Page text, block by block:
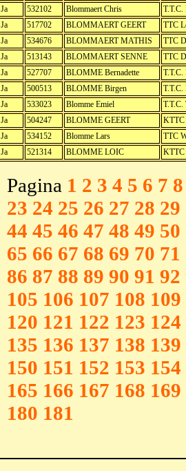
Ja
532102 Blommaert Chris
Ja
517702 BLOMMAERT GEERT
TTC
Ja
534676 BLOMMAERT MATHIS
TTC
Ja
513143 BLOMMAERT SENNE
TTC
Ja
527707 BLOMME Bernadette
T.T.C.
Ja
500513 BLOMME Birgen
T.T.C.
Ja
533023 Blomme Emiel
T.T.C.
Ja
504247 BLOMME GEERT
KTTC
Ja
534152 Blomme Lars
TTC
Ja
521314 BLOMME LOIC KTTC
Pagina 1 2 3 4 5 6 7 8
23 24 25 26 27 28 29
44 45 46 47 48 49 50
65 66 67 68 69 70 71
86 87 88 89 90 91 92
105 106 107 108 109
120 121 122 123 124
135 136 137 138 139
150 151 152 153 154
165 166 167 168 169
180 181